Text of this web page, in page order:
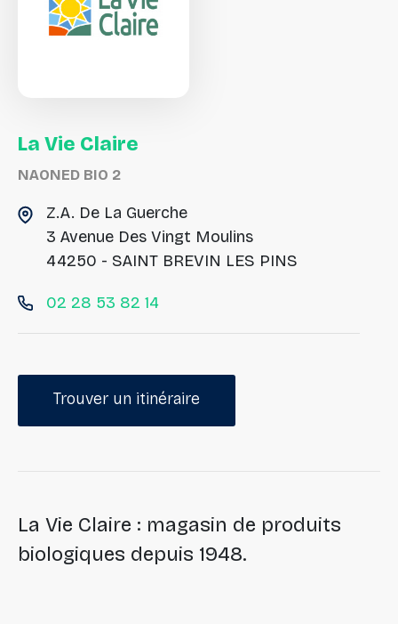
La Vie Claire
NAONED BIO 2
Z.A. De La Guerche
3 Avenue Des Vingt Moulins
44250 - SAINT BREVIN LES PINS
02 28 53 82 14
Trouver un itinéraire
La Vie Claire : magasin de produits
biologiques depuis 1948.